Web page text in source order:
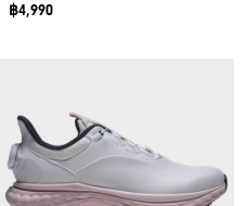
฿4,990